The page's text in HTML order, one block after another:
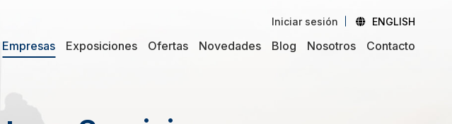
Iniciar sesión ENGLISH
Empresas Exposiciones Ofertas Novedades Blog Nosotros Contacto